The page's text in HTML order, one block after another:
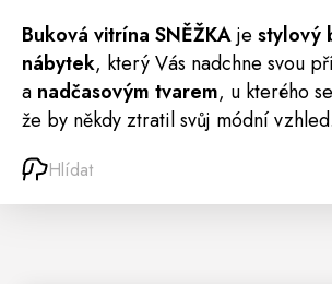
Buková vitrína SNĚŽKAje stylový
nábytek, který Vás nadchne svou
a nadčasovým tvarem, u kterého
že by někdy ztratil svůj módní vzhled.
Hlídat